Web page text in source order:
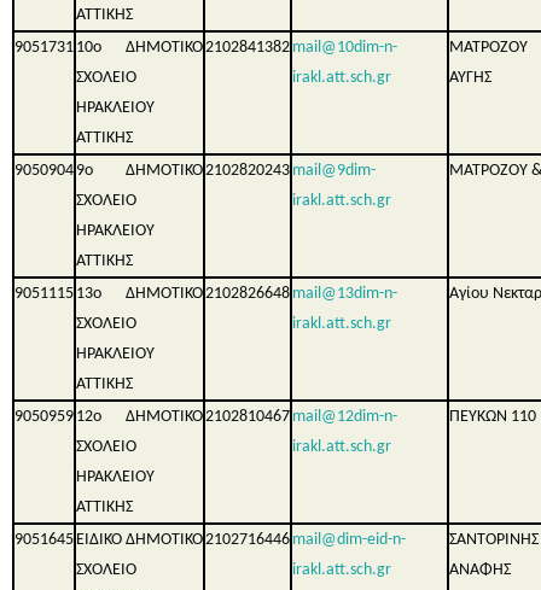
ΑΤΤΙΚΗΣ
9051731 10ο ΔΗΜΟΤΙΚΟ
ΣΧΟΛΕΙΟ
ΗΡΑΚΛΕΙΟΥ
ΑΤΤΙΚΗΣ
2102841382 mail@10dim-n-
irakl.att.sch.gr
ΑΥΓΗΣ
9050904 9ο ΔΗΜΟΤΙΚΟ
ΣΧΟΛΕΙΟ
ΗΡΑΚΛΕΙΟΥ
ΑΤΤΙΚΗΣ
2102820243 mail@9dim-
irakl.att.sch.gr
ΜΑΤΡΟΖΟΥ
9051115 13ο ΔΗΜΟΤΙΚΟ
ΣΧΟΛΕΙΟ
ΗΡΑΚΛΕΙΟΥ
ΑΤΤΙΚΗΣ
2102826648 mail@13dim-n-
irakl.att.sch.gr
Αγίου
9050959 12ο ΔΗΜΟΤΙΚΟ
ΣΧΟΛΕΙΟ
ΗΡΑΚΛΕΙΟΥ
ΑΤΤΙΚΗΣ
2102810467 mail@12dim-n-
irakl.att.sch.gr
ΠΕΥΚΩΝ 110
9051645 ΕΙΔΙΚΟ ΔΗΜΟΤΙΚΟ
ΣΧΟΛΕΙΟ
2102716446 mail@dim-eid-n-
irakl.att.sch.gr
ΑΝΑΦΗΣ